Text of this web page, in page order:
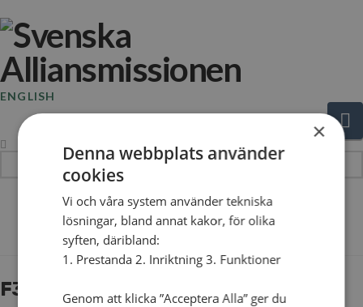
ENGLISH
The Blog
F30B6285
×
Denna webbplats använder
cookies
Vi och våra system använder tekniska
lösningar, bland annat kakor, för olika
syften, däribland:
1. Prestanda 2. Inriktning 3. Funktioner
Genom att klicka ”Acceptera Alla” ger du